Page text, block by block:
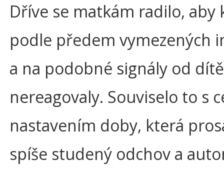
Dříve se matkám radilo, aby
podle předem vymezených
a na podobné signály od
nereagovaly. Souviselo to s
nastavením doby, která
spíše studený odchov a